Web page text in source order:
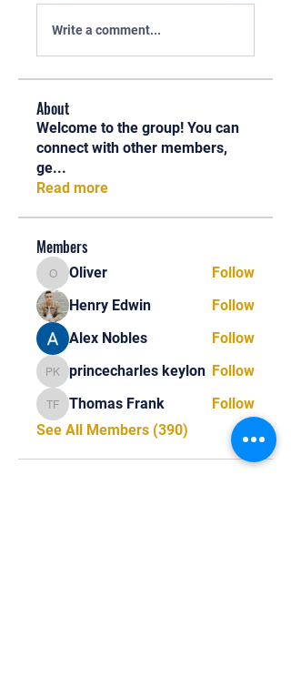
Write a comment...
About
Welcome to the group! You can
connect with other members,
ge...
Read more
Members
OliverOliver
Follow
Henry Edwin
Follow
Alex Nobles
Follow
princecharles keylon
princecharles keylon Follow
Thomas Frank
Thomas Frank
Follow
See All Members (390)